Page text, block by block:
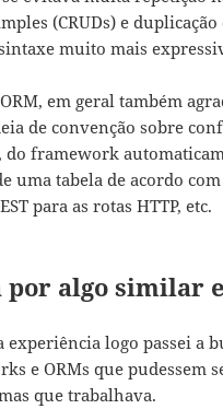
(CRUDs) e
muito mais
em geral também
de convenção sobre
do framework
uma tabela de acordo com
para as rotas HTTP, etc.
por algo similar
experiência logo passei a
e ORMs que pudessem
que trabalhava.